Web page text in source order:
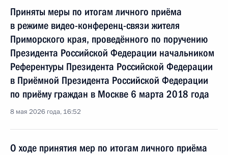
Приняты меры по итогам личного приёма
в режиме видео-конференц-связи жителя
Приморского края, проведённого по поручению
Президента Российской Федерации начальником
Референтуры Президента Российской Федерации
в Приёмной Президента Российской Федерации
по приёму граждан в Москве 6 марта 2018 года
8 мая 2026 года, 16:52
О ходе принятия мер по итогам личного приёма